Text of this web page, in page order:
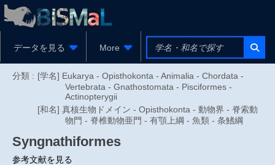
データを見る More
分類 : [学名] Eukarya - Opisthokonta - Animalia - Chordata -
Vertebrata - Gnathostomata - Pisciformes -
Actinopterygii
[和名] 真核生物ドメイン - Opisthokonta - 動物界 - 脊索動
物門 - 脊椎動物亜門 - 有顎上綱 - 魚類 - 条鰭綱
Syngnathiformes
参考文献を見る